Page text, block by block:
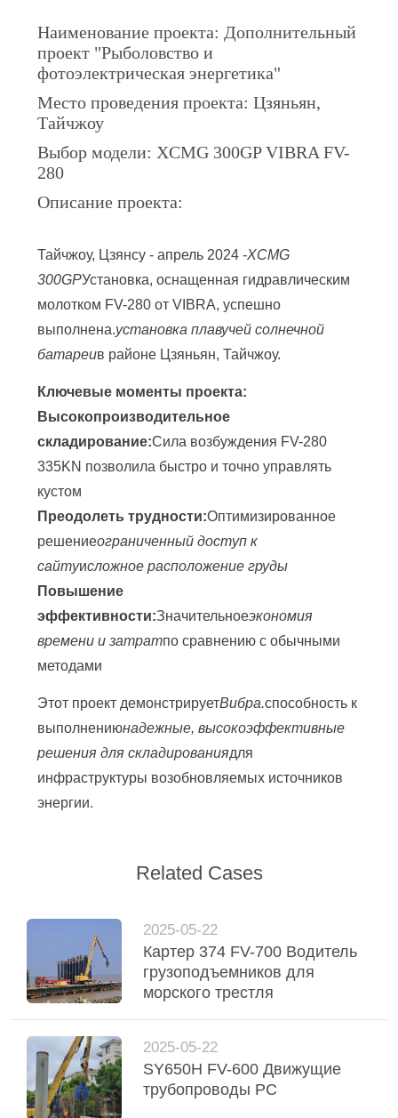
PRIVACY
POLICY
Наименование проекта: Дополнительный
проект "Рыболовство и
фотоэлектрическая энергетика"
Место проведения проекта: Цзяньян,
Тайчжоу
Выбор модели: XCMG 300GP VIBRA FV-
280
Описание проекта:
Тайчжоу, Цзянсу - апрель 2024 -XCMG
300GPУстановка, оснащенная гидравлическим
молотком FV-280 от VIBRA, успешно
выполнена.установка плавучей солнечной
батареив районе Цзяньян, Тайчжоу.
Ключевые моменты проекта:
Высокопроизводительное
складирование:Сила возбуждения FV-280
335KN позволила быстро и точно управлять
кустом
Преодолеть трудности:Оптимизированное
решениеограниченный доступ к
сайтуисложное расположение груды
Повышение
эффективности:Значительноеэкономия
времени и затратпо сравнению с обычными
методами
Этот проект демонстрируетВибра.способность к
выполнениюнадежные, высокоэффективные
решения для складированиядля
инфраструктуры возобновляемых источников
энергии.
Related Cases
2025-05-22
Картер 374 FV-700 Водитель
грузоподъемников для
морского трестля
2025-05-22
SY650H FV-600 Движущие
трубопроводы PC